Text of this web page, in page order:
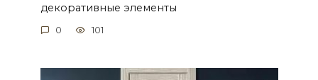
декоративные элементы
0 101